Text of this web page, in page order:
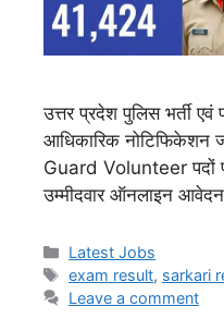
उत्तर प्रदेश पुलिस भर्ती एवं
आधिकारिक नोटिफिकेशन
Guard Volunteer पदों
उम्मीदवार ऑनलाइन
Latest Jobs
exam result, sarkari
Leave a comment